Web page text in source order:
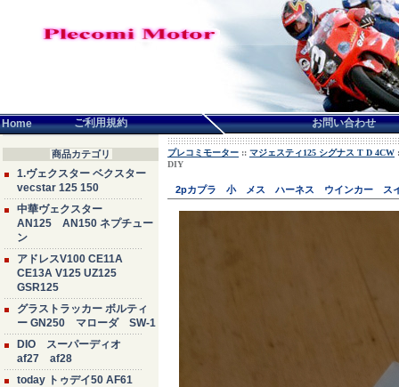
Home ご利用規約 お問い合わせ
商品カテゴリ
1.ヴェクスター ベクスター
vecstar 125 150
中華ヴェクスター
AN125 AN150 ネプチュー
ン
アドレスV100 CE11A
CE13A V125 UZ125
GSR125
グラストラッカー ボルティ
ー GN250 マローダ SW-1
DIO スーパーディオ
af27 af28
today トゥデイ50 AF61
プレコミモーター :: マジェスティ125 シグナス T D 4CW
DIY
2pカプラ 小 メス ハーネス ウインカー ス